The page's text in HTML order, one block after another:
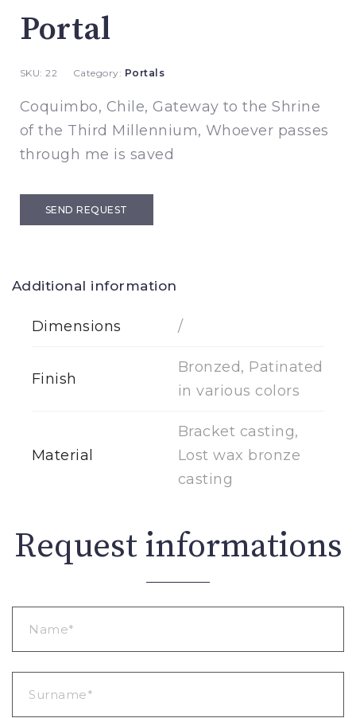
Portal
SKU:22 Category: Portals
Coquimbo, Chile, Gateway to the Shrine
of the Third Millennium, Whoever passes
through me is saved
SEND REQUEST
Additional information
Dimensions /
Finish
Bronzed, Patinated
in various colors
Material
Bracket casting,
Lost wax bronze
casting
Request informations